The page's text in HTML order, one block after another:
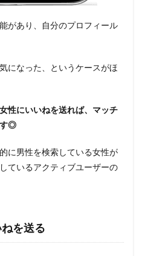
があり、自分のプロフィール
になった、というケースがほ
性にいいねを送れば、マッチ
す◎
に男性を検索している女性が
ているアクティブユーザーの
を送る